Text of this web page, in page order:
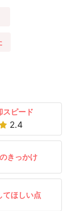
スピード
2.4
きっかけ
てほしい点